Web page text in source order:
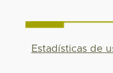
Estadísticas de